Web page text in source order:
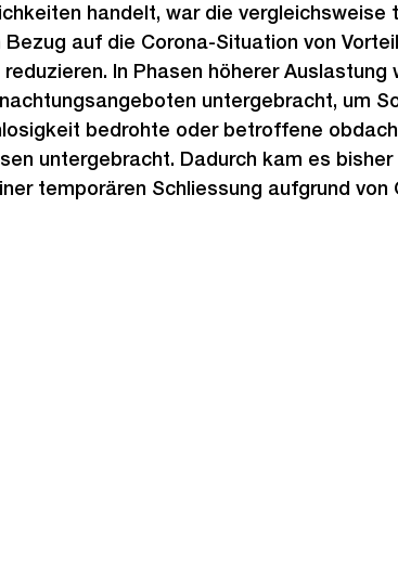
handelt, war die vergleichsweise
auf die Corona-Situation von
In Phasen höherer
untergebracht, um
bedrohte oder betroffene
untergebracht. Dadurch kam es
temporären Schliessung aufgrund von